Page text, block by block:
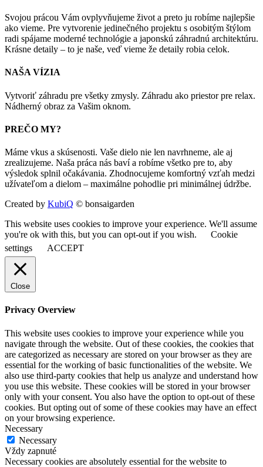
Svojou prácou Vám ovplyvňujeme život a preto ju robíme najlepšie
ako vieme. Pre vytvorenie jedinečného projektu s osobitým štýlom
radi spájame moderné technológie a japonskú záhradnú architektúru.
Krásne detaily – to je naše, veď vieme že detaily robia celok.
NAŠA VÍZIA
Vytvoriť záhradu pre všetky zmysly. Záhradu ako priestor pre relax.
Nádherný obraz za Vašim oknom.
PREČO MY?
Máme vkus a skúsenosti. Vaše dielo nie len navrhneme, ale aj
zrealizujeme. Naša práca nás baví a robíme všetko pre to, aby
výsledok splnil očakávania. Zhodnocujeme komfortný vzťah medzi
užívateľom a dielom – maximálne pohodlie pri minimálnej údržbe.
Created by KubiQ © bonsaigarden
This website uses cookies to improve your experience. We'll assume
you're ok with this, but you can opt-out if you wish.
Cookie
settings
ACCEPT
Close
Privacy Overview
This website uses cookies to improve your experience while you
navigate through the website. Out of these cookies, the cookies that
are categorized as necessary are stored on your browser as they are
essential for the working of basic functionalities of the website. We
also use third-party cookies that help us analyze and understand how
you use this website. These cookies will be stored in your browser
only with your consent. You also have the option to opt-out of these
cookies. But opting out of some of these cookies may have an effect
on your browsing experience.
Necessary
Necessary
Vždy zapnuté
Necessary cookies are absolutely essential for the website to